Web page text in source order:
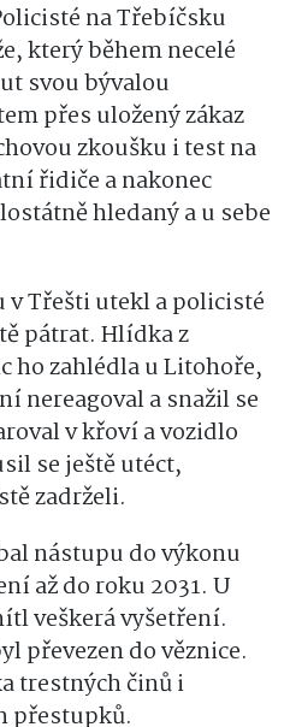
na Třebíčsku
který během necelé
svou bývalou
přes uložený zákaz
zkoušku i test na
řidiče a nakonec
hledaný a u sebe
v Třešti utekl a policisté
pátrat. Hlídka z
ho zahlédla u Litohoře,
nereagoval a snažil se
v křoví a vozidlo
se ještě utéct,
zadrželi.
nástupu do výkonu
až do roku 2031. U
veškerá vyšetření.
převezen do věznice.
trestných činů i
přestupků.